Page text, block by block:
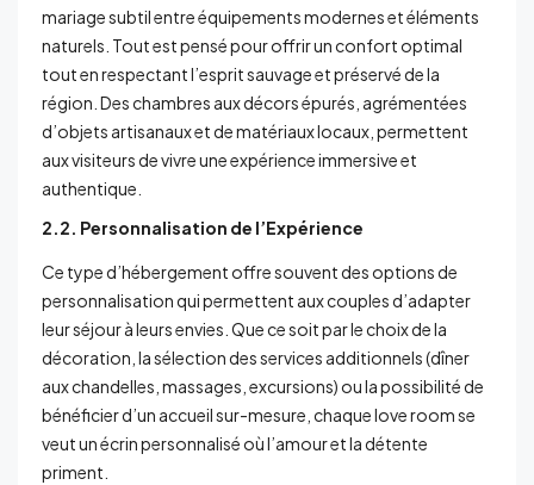
mariage subtil entre équipements modernes et éléments
naturels. Tout est pensé pour offrir un confort optimal
tout en respectant l’esprit sauvage et préservé de la
région. Des chambres aux décors épurés, agrémentées
d’objets artisanaux et de matériaux locaux, permettent
aux visiteurs de vivre une expérience immersive et
authentique.
2.2. Personnalisation de l’Expérience
Ce type d’hébergement offre souvent des options de
personnalisation qui permettent aux couples d’adapter
leur séjour à leurs envies. Que ce soit par le choix de la
décoration, la sélection des services additionnels (dîner
aux chandelles, massages, excursions) ou la possibilité de
bénéficier d’un accueil sur-mesure, chaque love room se
veut un écrin personnalisé où l’amour et la détente
priment.